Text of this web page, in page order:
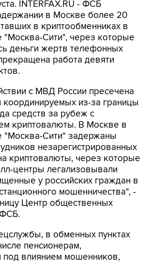
в криптообменниках в
"Москва-Сити", через которые
деньги жертв телефонных
работа девяти
с МВД России пресечена
средств за рубеж с
криптовалюты. В Москве в
"Москва-Сити" задержаны
незарегистрированных
криптовалюты, через которые
центры легализовывали
у российских граждан в
мошенничества", -
Центр общественных
в обменных пунктах
под влиянием мошенников,
и переводили ее на
кураторов.